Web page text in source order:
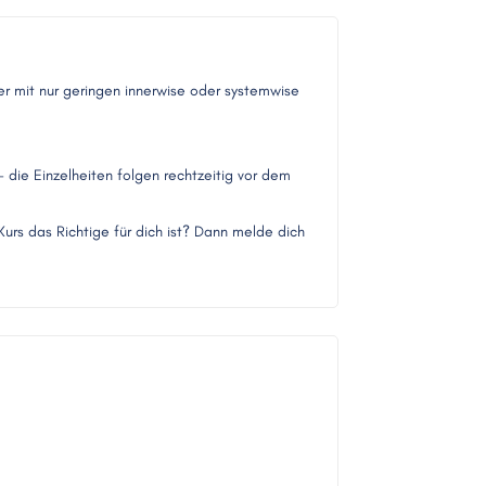
mit nur geringen innerwise oder systemwise
die Einzelheiten folgen rechtzeitig vor dem
das Richtige für dich ist? Dann melde dich